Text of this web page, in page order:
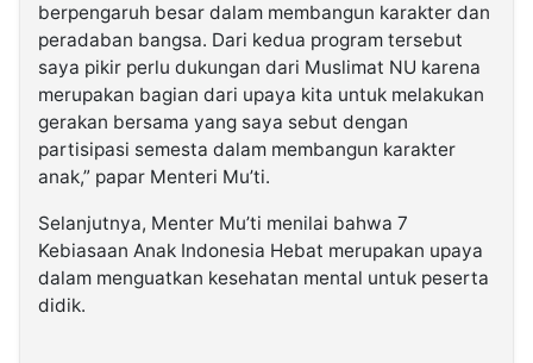
berpengaruh besar dalam membangun karakter dan
peradaban bangsa. Dari kedua program tersebut
saya pikir perlu dukungan dari Muslimat NU karena
merupakan bagian dari upaya kita untuk melakukan
gerakan bersama yang saya sebut dengan
partisipasi semesta dalam membangun karakter
anak,” papar Menteri Mu’ti.
Selanjutnya, Menter Mu’ti menilai bahwa 7
Kebiasaan Anak Indonesia Hebat merupakan upaya
dalam menguatkan kesehatan mental untuk peserta
didik.